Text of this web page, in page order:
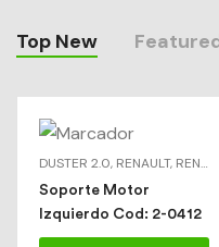
Top New
DUSTER 2.0, RENAULT, RENAULT > DUSTER 2.0
Soporte Motor
Izquierdo Cod: 2-0412